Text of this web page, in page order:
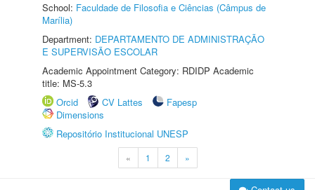
School: Faculdade de Filosofia e Ciências (Câmpus de
Marília)
Department: DEPARTAMENTO DE ADMINISTRAÇÃO
E SUPERVISÃO ESCOLAR
Academic Appointment Category: RDIDP Academic
title: MS-5.3
Orcid
CV Lattes
Fapesp
Dimensions
Repositório Institucional UNESP
« 1 2 »